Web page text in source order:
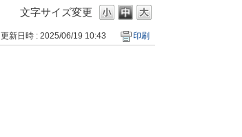
文字サイズ変更
更新日時 : 2025/06/19 10:43 印刷